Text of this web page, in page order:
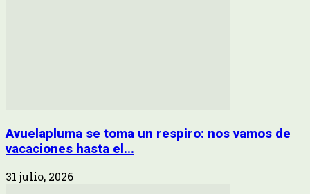
Avuelapluma se toma un respiro: nos vamos de
vacaciones hasta el...
31 julio, 2026